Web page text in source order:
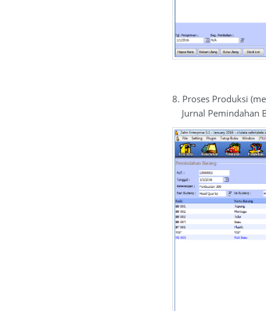
8. Proses Produksi
Jurnal Pemindahan